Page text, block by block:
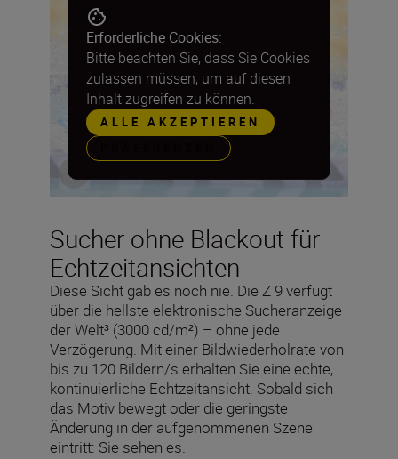
Sucher ohne Blackout für
Echtzeitansichten
Diese Sicht gab es noch nie. Die Z 9 verfügt
über die hellste elektronische Sucheranzeige
der Welt³ (3000 cd/m²) – ohne jede
Verzögerung. Mit einer Bildwiederholrate von
bis zu 120 Bildern/s erhalten Sie eine echte,
kontinuierliche Echtzeitansicht. Sobald sich
das Motiv bewegt oder die geringste
Änderung in der aufgenommenen Szene
eintritt: Sie sehen es.
Erforderliche Cookies:
Bitte beachten Sie, dass Sie Cookies
zulassen müssen, um auf diesen
Inhalt zugreifen zu können.
ALLE AKZEPTIEREN